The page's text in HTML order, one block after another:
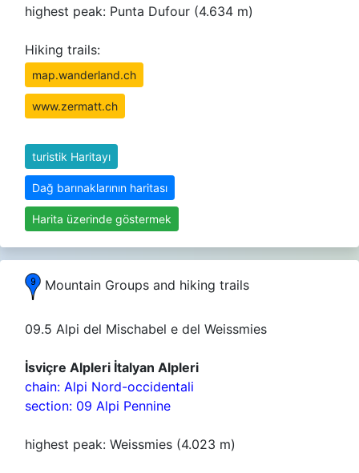
highest peak: Punta Dufour (4.634 m)
Hiking trails:
map.wanderland.ch
www.zermatt.ch
turistik Haritayı
Dağ barınaklarının haritası
Harita üzerinde göstermek
Mountain Groups and hiking trails
09.5 Alpi del Mischabel e del Weissmies
İsviçre Alpleri İtalyan Alpleri
chain: Alpi Nord-occidentali
section: 09 Alpi Pennine
highest peak: Weissmies (4.023 m)